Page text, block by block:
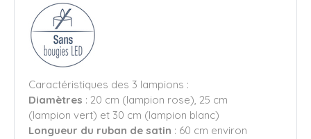
Caractéristiques des 3 lampions :
Diamètres : 20 cm (lampion rose), 25 cm
(lampion vert) et 30 cm (lampion blanc)
Longueur du ruban de satin : 60 cm environ